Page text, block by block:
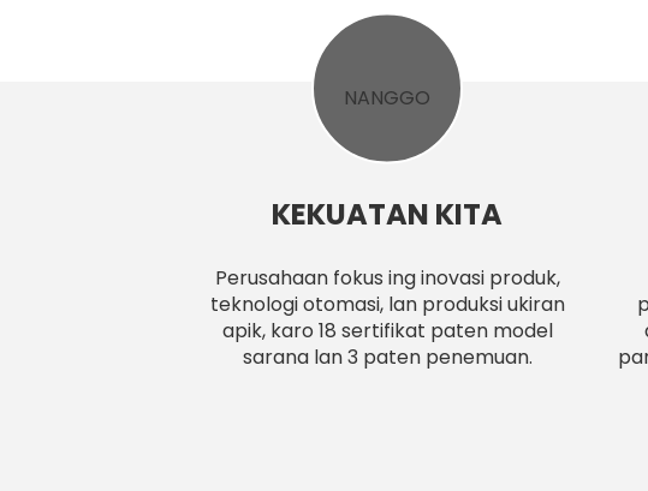
KEKUATAN KITA
Perusahaan fokus ing inovasi produk,
teknologi otomasi, lan produksi ukiran
apik, karo 18 sertifikat paten model
sarana lan 3 paten penemuan.